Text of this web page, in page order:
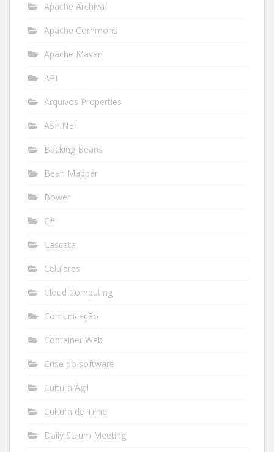
Apache Archiva
Apache Commons
Apache Maven
API
Arquivos Properties
ASP.NET
Backing Beans
Bean Mapper
Bower
C#
Cascata
Celulares
Cloud Computing
Comunicação
Conteiner Web
Crise do software
Cultura Ágil
Cultura de Time
Daily Scrum Meeting